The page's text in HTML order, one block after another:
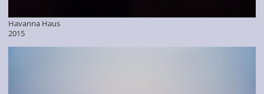
Havanna Haus
2015